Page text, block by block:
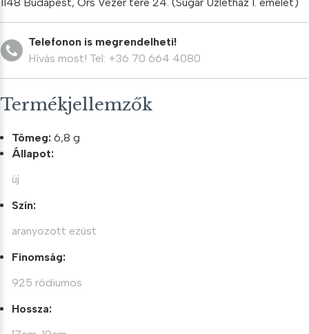
Telefonon is megrendelheti!
Hívás most! Tel: +36 70 664 4080
Termékjellemzők
Tömeg: 6,8 g
Állapot:
új
Szín:
aranyozott ezüst
Finomság:
925 ródiumos
Hossza: